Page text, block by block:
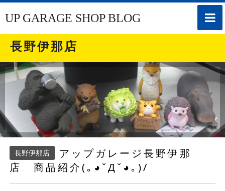
toggle
UP GARAGE SHOP BLOG
長野伊那店
長野伊那店
アップガレージ長野伊那
店 商品紹介(｡◕ˇДˇ​◕｡)/